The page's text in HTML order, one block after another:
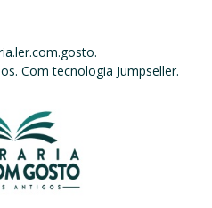
Com tecnologia Jumpseller.